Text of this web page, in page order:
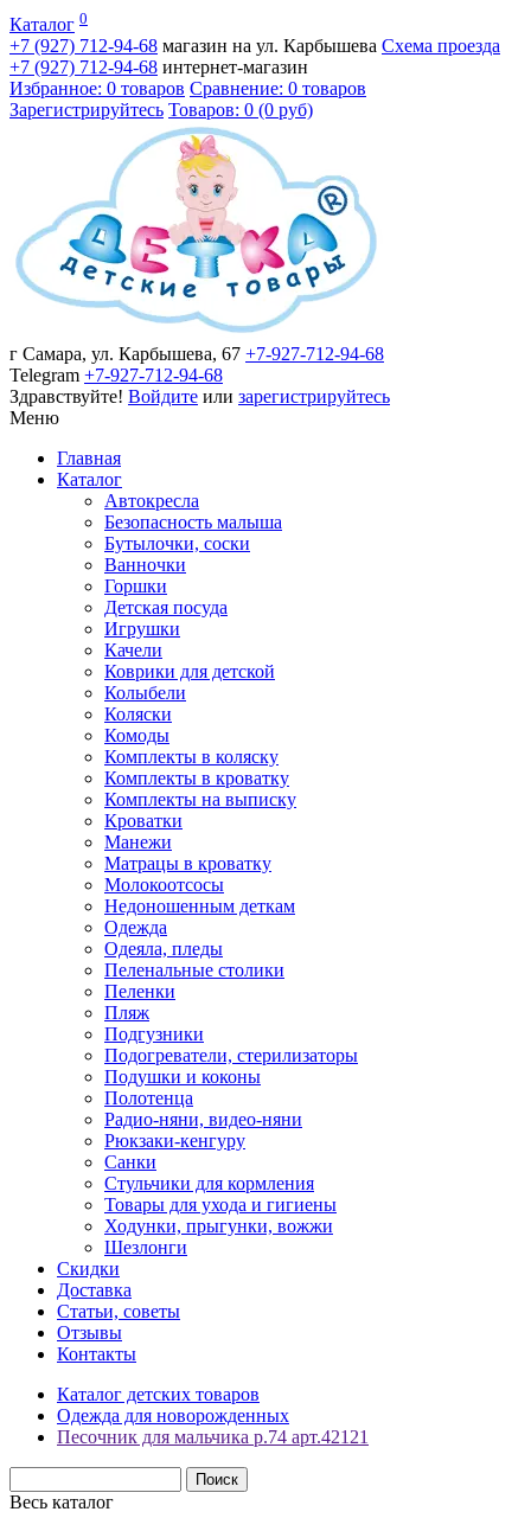
Каталог 0
+7 (927) 712-94-68 магазин на ул. Карбышева Схема проезда
+7 (927) 712-94-68 интернет-магазин
Избранное: 0 товаров Сравнение: 0 товаров
Зарегистрируйтесь Товаров: 0 (0 руб)
г Самара, ул. Карбышева, 67 +7-927-712-94-68
Telegram +7-927-712-94-68
Здравствуйте! Войдите или зарегистрируйтесь
Меню
Главная
Каталог
Автокресла
Безопасность малыша
Бутылочки, соски
Ванночки
Горшки
Детская посуда
Игрушки
Качели
Коврики для детской
Колыбели
Коляски
Комоды
Комплекты в коляску
Комплекты в кроватку
Комплекты на выписку
Кроватки
Манежи
Матрацы в кроватку
Молокоотсосы
Недоношенным деткам
Одежда
Одеяла, пледы
Пеленальные столики
Пеленки
Пляж
Подгузники
Подогреватели, стерилизаторы
Подушки и коконы
Полотенца
Радио-няни, видео-няни
Рюкзаки-кенгуру
Санки
Стульчики для кормления
Товары для ухода и гигиены
Ходунки, прыгунки, вожжи
Шезлонги
Скидки
Доставка
Статьи, советы
Отзывы
Контакты
Каталог детских товаров
Одежда для новорожденных
Песочник для мальчика р.74 арт.42121
Весь каталог